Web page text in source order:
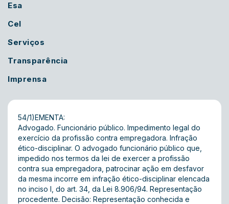
Esa
Cel
Serviços
Transparência
Imprensa
54/1)EMENTA:
Advogado. Funcionário público. Impedimento legal do
exercício da profissão contra empregadora. Infração
ético-disciplinar. O advogado funcionário público que,
impedido nos termos da lei de exercer a profissão
contra sua empregadora, patrocinar ação em desfavor
da mesma incorre em infração ético-disciplinar elencada
no inciso I, do art. 34, da Lei 8.906/94. Representação
procedente. Decisão: Representação conhecida e